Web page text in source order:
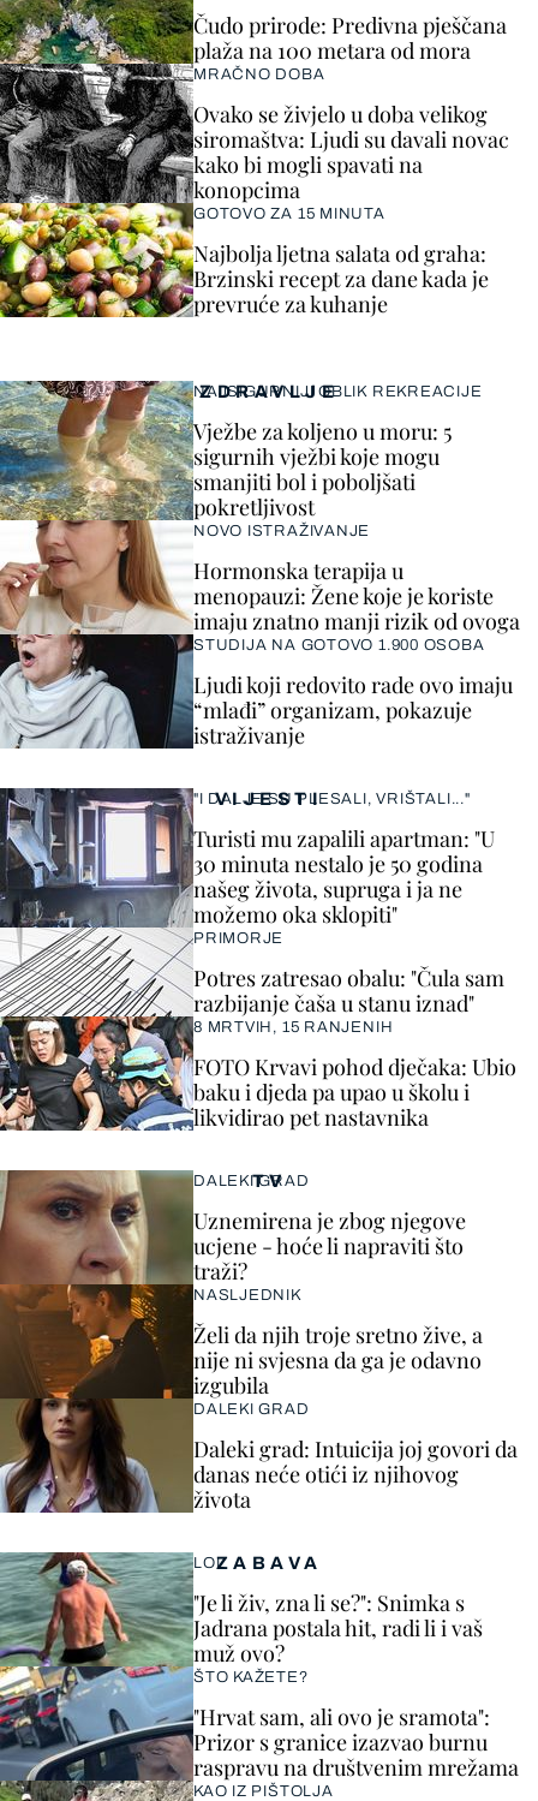
VIJESTI
"I DALJE SU PLESALI, VRIŠTALI..."
Turisti mu zapalili apartman: "U
30 minuta nestalo je 50 godina
našeg života, supruga i ja ne
možemo oka sklopiti"
PRIMORJE
Potres zatresao obalu: "Čula sam
razbijanje čaša u stanu iznad"
8 MRTVIH, 15 RANJENIH
FOTO Krvavi pohod dječaka: Ubio
baku i djeda pa upao u školu i
likvidirao pet nastavnika
ZDRAVLJE
NAJSIGURNIJI OBLIK REKREACIJE
Vježbe za koljeno u moru: 5
sigurnih vježbi koje mogu
smanjiti bol i poboljšati
pokretljivost
NOVO ISTRAŽIVANJE
Hormonska terapija u
menopauzi: Žene koje je koriste
imaju znatno manji rizik od ovoga
STUDIJA NA GOTOVO 1.900 OSOBA
Ljudi koji redovito rade ovo imaju
“mlađi” organizam, pokazuje
istraživanje
ZABAVA
LOL
"Je li živ, zna li se?": Snimka s
Jadrana postala hit, radi li i vaš
muž ovo?
ŠTO KAŽETE?
"Hrvat sam, ali ovo je sramota":
Prizor s granice izazvao burnu
raspravu na društvenim mrežama
KAO IZ PIŠTOLJA
TV
DALEKI GRAD
Uznemirena je zbog njegove
ucjene - hoće li napraviti što
traži?
NASLJEDNIK
Želi da njih troje sretno žive, a
nije ni svjesna da ga je odavno
izgubila
DALEKI GRAD
Daleki grad: Intuicija joj govori da
danas neće otići iz njihovog
života
Čudo prirode: Predivna pješčana
plaža na 100 metara od mora
MRAČNO DOBA
Ovako se živjelo u doba velikog
siromaštva: Ljudi su davali novac
kako bi mogli spavati na
konopcima
GOTOVO ZA 15 MINUTA
Najbolja ljetna salata od graha:
Brzinski recept za dane kada je
prevruće za kuhanje